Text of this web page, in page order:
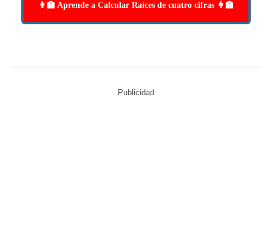
👩‍🏫 Aprende a Calcular Raíces de cuatro cifras 👩‍🏫
Publicidad